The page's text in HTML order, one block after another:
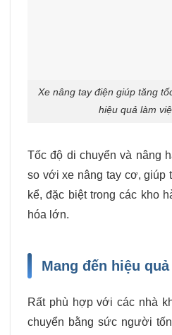
Xe nâng tay điện giúp tăng
hiệu quả làm
Tốc độ di chuyển và nâng
so với xe nâng tay cơ, giúp
kể, đặc biệt trong các kho
hóa lớn.
Mang đến hiệu
Rất phù hợp với các nhà
chuyển bằng sức người